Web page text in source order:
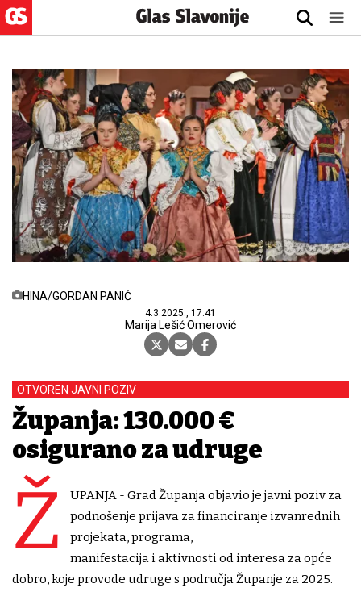
HINA/GORDAN PANIĆ
4.3.2025., 17:41
Marija Lešić Omerović
OTVOREN JAVNI POZIV
Županja: 130.000 €
osigurano za udruge
Ž
UPANJA - Grad Županja objavio je javni poziv za
podnošenje prijava za financiranje izvanrednih
projekata, programa,
manifestacija i aktivnosti od interesa za opće
dobro, koje provode udruge s područja Županje za 2025.